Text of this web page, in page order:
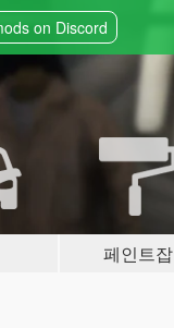
on Discord
페인트잡